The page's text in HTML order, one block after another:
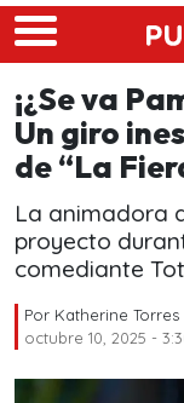
Skip to main content
¡¿Se va
Un giro
de “La
La animadora
proyecto
comediante
Por Katherine Torres
octubre 10, 2025 -